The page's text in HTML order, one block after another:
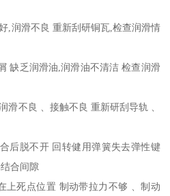
,润滑不良 重新刮研铜瓦,检查润滑情
缺乏润滑油,润滑油不清洁 检查润滑
滑不良 、接触不良 重新研刮导轨 、
后脱不开 回转健用弹簧失去弹性键
合间隙
上死点位置 制动带拉力不够 、制动